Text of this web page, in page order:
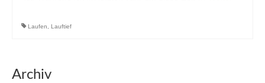
Laufen, Lauftief
Archiv